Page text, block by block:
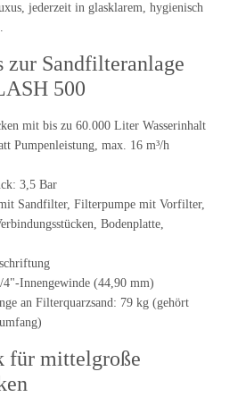
jederzeit in glasklarem, hygienisch
zur Sandfilteranlage
500
mit bis zu 60.000 Liter Wasserinhalt
Pumpenleistung, max. 16 m³/h
3,5 Bar
Sandfilter, Filterpumpe mit Vorfilter,
Bodenplatte,
4"-Innengewinde (44,90 mm)
an Filterquarzsand: 79 kg (gehört
für mittelgroße